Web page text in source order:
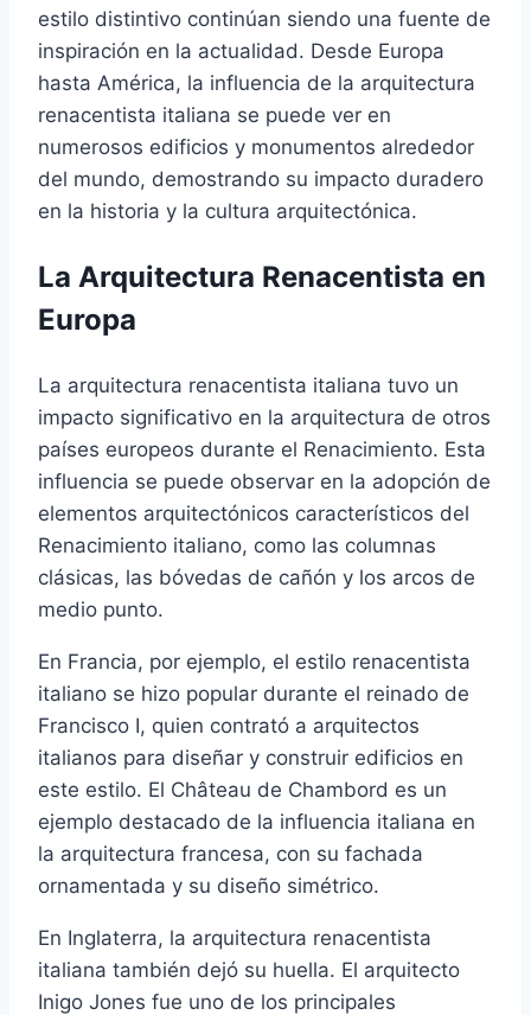
estilo distintivo continúan siendo una fuente de
inspiración en la actualidad. Desde Europa
hasta América, la influencia de la arquitectura
renacentista italiana se puede ver en
numerosos edificios y monumentos alrededor
del mundo, demostrando su impacto duradero
en la historia y la cultura arquitectónica.
La Arquitectura Renacentista en
Europa
La arquitectura renacentista italiana tuvo un
impacto significativo en la arquitectura de otros
países europeos durante el Renacimiento. Esta
influencia se puede observar en la adopción de
elementos arquitectónicos característicos del
Renacimiento italiano, como las columnas
clásicas, las bóvedas de cañón y los arcos de
medio punto.
En Francia, por ejemplo, el estilo renacentista
italiano se hizo popular durante el reinado de
Francisco I, quien contrató a arquitectos
italianos para diseñar y construir edificios en
este estilo. El Château de Chambord es un
ejemplo destacado de la influencia italiana en
la arquitectura francesa, con su fachada
ornamentada y su diseño simétrico.
En Inglaterra, la arquitectura renacentista
italiana también dejó su huella. El arquitecto
Inigo Jones fue uno de los principales